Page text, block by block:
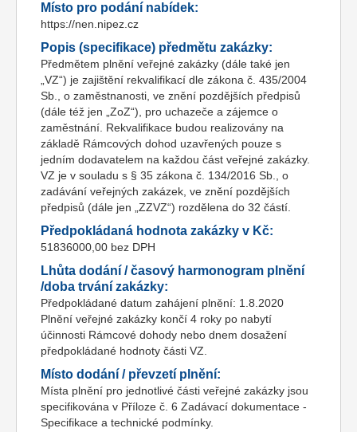
Místo pro podání nabídek:
https://nen.nipez.cz
Popis (specifikace) předmětu zakázky:
Předmětem plnění veřejné zakázky (dále také jen
„VZ“) je zajištění rekvalifikací dle zákona č. 435/2004
Sb., o zaměstnanosti, ve znění pozdějších předpisů
(dále též jen „ZoZ“), pro uchazeče a zájemce o
zaměstnání. Rekvalifikace budou realizovány na
základě Rámcových dohod uzavřených pouze s
jedním dodavatelem na každou část veřejné zakázky.
VZ je v souladu s § 35 zákona č. 134/2016 Sb., o
zadávání veřejných zakázek, ve znění pozdějších
předpisů (dále jen „ZZVZ“) rozdělena do 32 částí.
Předpokládaná hodnota zakázky v Kč:
51836000,00 bez DPH
Lhůta dodání / časový harmonogram plnění
/doba trvání zakázky:
Předpokládané datum zahájení plnění: 1.8.2020
Plnění veřejné zakázky končí 4 roky po nabytí
účinnosti Rámcové dohody nebo dnem dosažení
předpokládané hodnoty části VZ.
Místo dodání / převzetí plnění:
Místa plnění pro jednotlivé části veřejné zakázky jsou
specifikována v Příloze č. 6 Zadávací dokumentace -
Specifikace a technické podmínky.